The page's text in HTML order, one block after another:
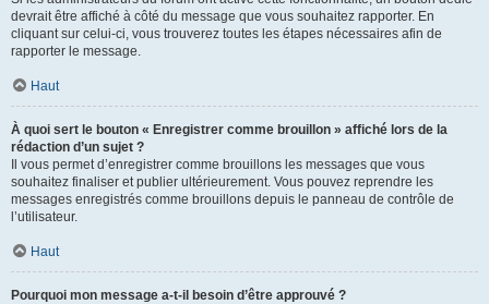
devrait être affiché à côté du message que vous souhaitez rapporter. En
cliquant sur celui-ci, vous trouverez toutes les étapes nécessaires afin de
rapporter le message.
Haut
À quoi sert le bouton « Enregistrer comme brouillon » affiché lors de la
rédaction d’un sujet ?
Il vous permet d’enregistrer comme brouillons les messages que vous
souhaitez finaliser et publier ultérieurement. Vous pouvez reprendre les
messages enregistrés comme brouillons depuis le panneau de contrôle de
l’utilisateur.
Haut
Pourquoi mon message a-t-il besoin d’être approuvé ?